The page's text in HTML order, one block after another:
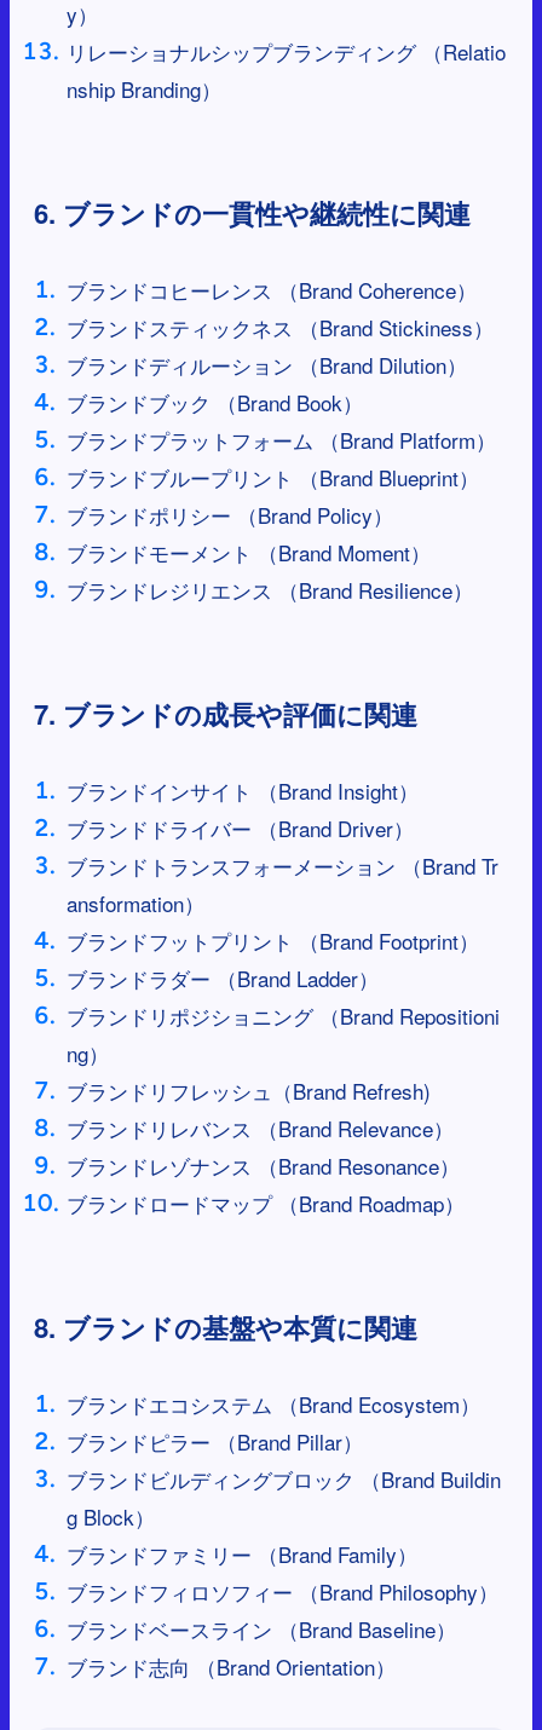
y）
リレーショナルシップブランディング （Relatio
nship Branding）
6. ブランドの一貫性や継続性に関連
ブランドコヒーレンス （Brand Coherence）
ブランドスティックネス （Brand Stickiness）
ブランドディルーション （Brand Dilution）
ブランドブック （Brand Book）
ブランドプラットフォーム （Brand Platform）
ブランドブループリント （Brand Blueprint）
ブランドポリシー （Brand Policy）
ブランドモーメント （Brand Moment）
ブランドレジリエンス （Brand Resilience）
7. ブランドの成長や評価に関連
ブランドインサイト （Brand Insight）
ブランドドライバー （Brand Driver）
ブランドトランスフォーメーション （Brand Tr
ansformation）
ブランドフットプリント （Brand Footprint）
ブランドラダー （Brand Ladder）
ブランドリポジショニング （Brand Repositioni
ng）
ブランドリフレッシュ（Brand Refresh)
ブランドリレバンス （Brand Relevance）
ブランドレゾナンス （Brand Resonance）
ブランドロードマップ （Brand Roadmap）
8. ブランドの基盤や本質に関連
ブランドエコシステム （Brand Ecosystem）
ブランドピラー （Brand Pillar）
ブランドビルディングブロック （Brand Buildin
g Block）
ブランドファミリー （Brand Family）
ブランドフィロソフィー （Brand Philosophy）
ブランドベースライン （Brand Baseline）
ブランド志向 （Brand Orientation）